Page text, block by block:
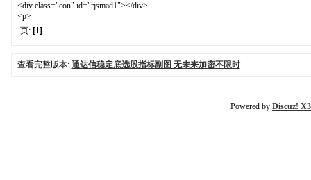
<div class="con" id="rjsmad1"></div>
<p>
页: [1]
查看完整版本: 通达信稳定底选股指标副图 无未来加密不限时
Powered by Discuz!